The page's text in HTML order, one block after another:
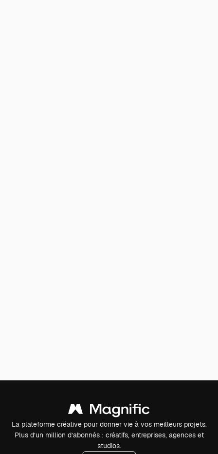
La plateforme créative pour donner vie à vos meilleurs projets.
Plus d’un million d’abonnés : créatifs, entreprises, agences et
studios.